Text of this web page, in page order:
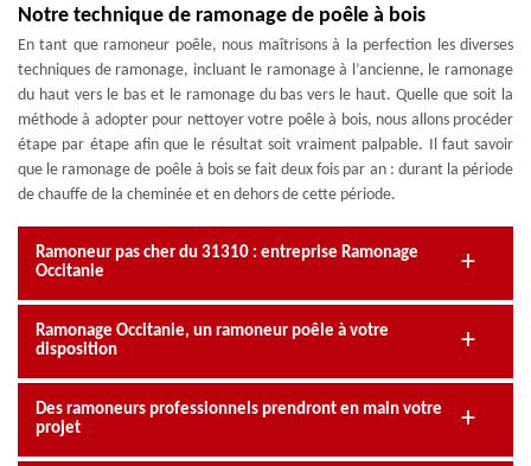
Notre technique de ramonage de poêle à bois
En tant que ramoneur poêle, nous maîtrisons à la perfection les diverses
techniques de ramonage, incluant le ramonage à l’ancienne, le ramonage
du haut vers le bas et le ramonage du bas vers le haut. Quelle que soit la
méthode à adopter pour nettoyer votre poêle à bois, nous allons procéder
étape par étape afin que le résultat soit vraiment palpable. Il faut savoir
que le ramonage de poêle à bois se fait deux fois par an : durant la période
de chauffe de la cheminée et en dehors de cette période.
Ramoneur pas cher du 31310 : entreprise Ramonage
Occitanie
Ramonage Occitanie, un ramoneur poêle à votre
disposition
Des ramoneurs professionnels prendront en main votre
projet